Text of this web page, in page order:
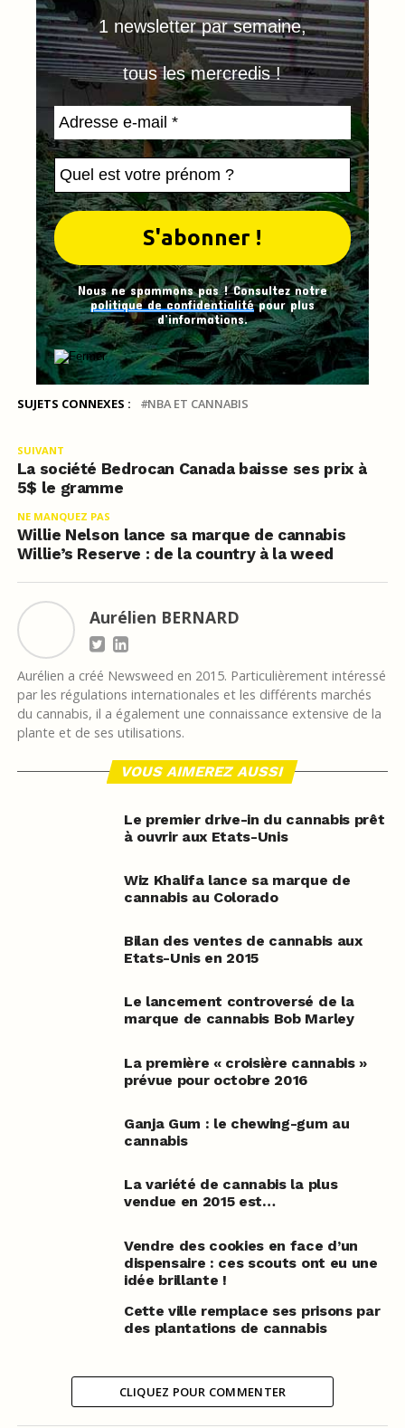
1 newsletter par semaine,
tous les mercredis !
Nous ne spammons pas ! Consultez notre
politique de confidentialitépour plus
d’informations.
SUJETS CONNEXES : NBA ET CANNABIS
SUIVANT
La société Bedrocan Canada baisse ses prix à
5$ le gramme
NE MANQUEZ PAS
Willie Nelson lance sa marque de cannabis
Willie’s Reserve : de la country à la weed
Aurélien BERNARD
Aurélien a créé Newsweed en 2015. Particulièrement intéressé
par les régulations internationales et les différents marchés
du cannabis, il a également une connaissance extensive de la
plante et de ses utilisations.
VOUS AIMEREZ AUSSI
Le premier drive-in du cannabis prêt
à ouvrir aux Etats-Unis
Wiz Khalifa lance sa marque de
cannabis au Colorado
Bilan des ventes de cannabis aux
Etats-Unis en 2015
Le lancement controversé de la
marque de cannabis Bob Marley
La première « croisière cannabis »
prévue pour octobre 2016
Ganja Gum : le chewing-gum au
cannabis
La variété de cannabis la plus
vendue en 2015 est…
Vendre des cookies en face d’un
dispensaire : ces scouts ont eu une
idée brillante !
Cette ville remplace ses prisons par
des plantations de cannabis
CLIQUEZ POUR COMMENTER